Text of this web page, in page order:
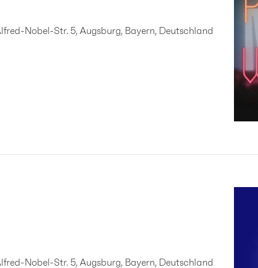
Nobel-Str. 5, Augsburg, Bayern, Deutschland
Nobel-Str. 5, Augsburg, Bayern, Deutschland